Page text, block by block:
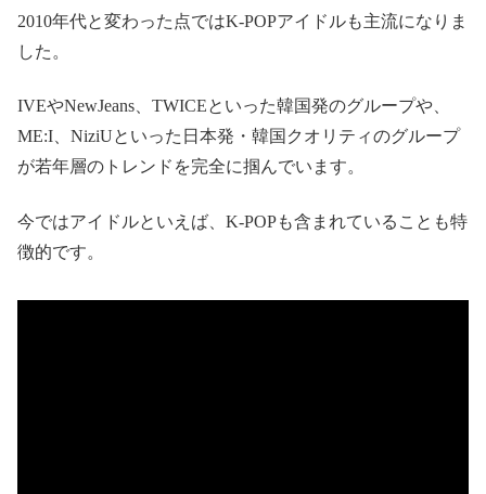
2010年代と変わった点ではK-POPアイドルも主流になりま
した。
IVEやNewJeans、TWICEといった韓国発のグループや、
ME:I、NiziUといった日本発・韓国クオリティのグループ
が若年層のトレンドを完全に掴んでいます。
今ではアイドルといえば、K-POPも含まれていることも特
徴的です。